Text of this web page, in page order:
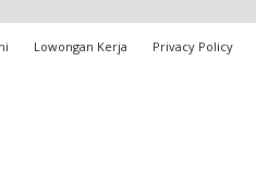
Lowongan Kerja Privacy Policy